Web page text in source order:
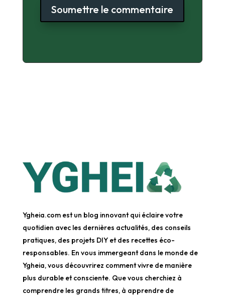
Soumettre le commentaire
Ygheia.com est un blog innovant qui éclaire votre
quotidien avec les dernières actualités, des conseils
pratiques, des projets DIY et des recettes éco-
responsables. En vous immergeant dans le monde de
Ygheia, vous découvrirez comment vivre de manière
plus durable et consciente. Que vous cherchiez à
comprendre les grands titres, à apprendre de